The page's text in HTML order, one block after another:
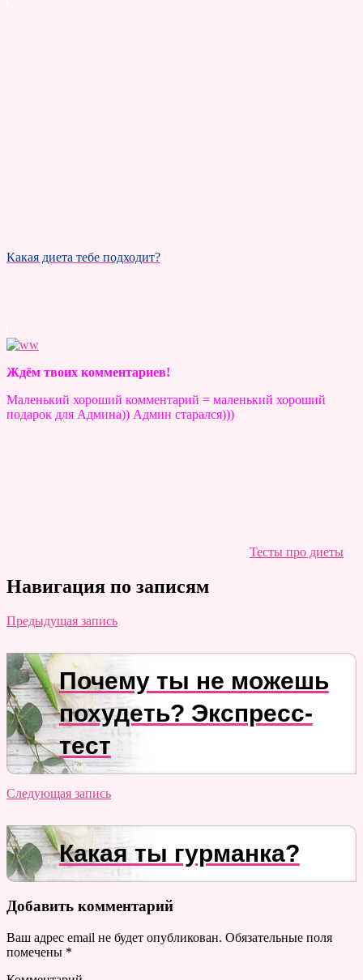
Какая диета тебе подходит?
Ждём твоих комментариев!
Маленький хороший комментарий = маленький хороший
подарок для Админа)) Админ старался)))
Тесты про диеты
Навигация по записям
Предыдущая запись
Почему ты не можешь
похудеть? Экспресс-
тест
Следующая запись
Какая ты гурманка?
Добавить комментарий
Ваш адрес email не будет опубликован. Обязательные поля
помечены *